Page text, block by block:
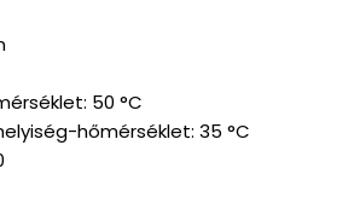
50 °C
hőmérséklet: 35 °C